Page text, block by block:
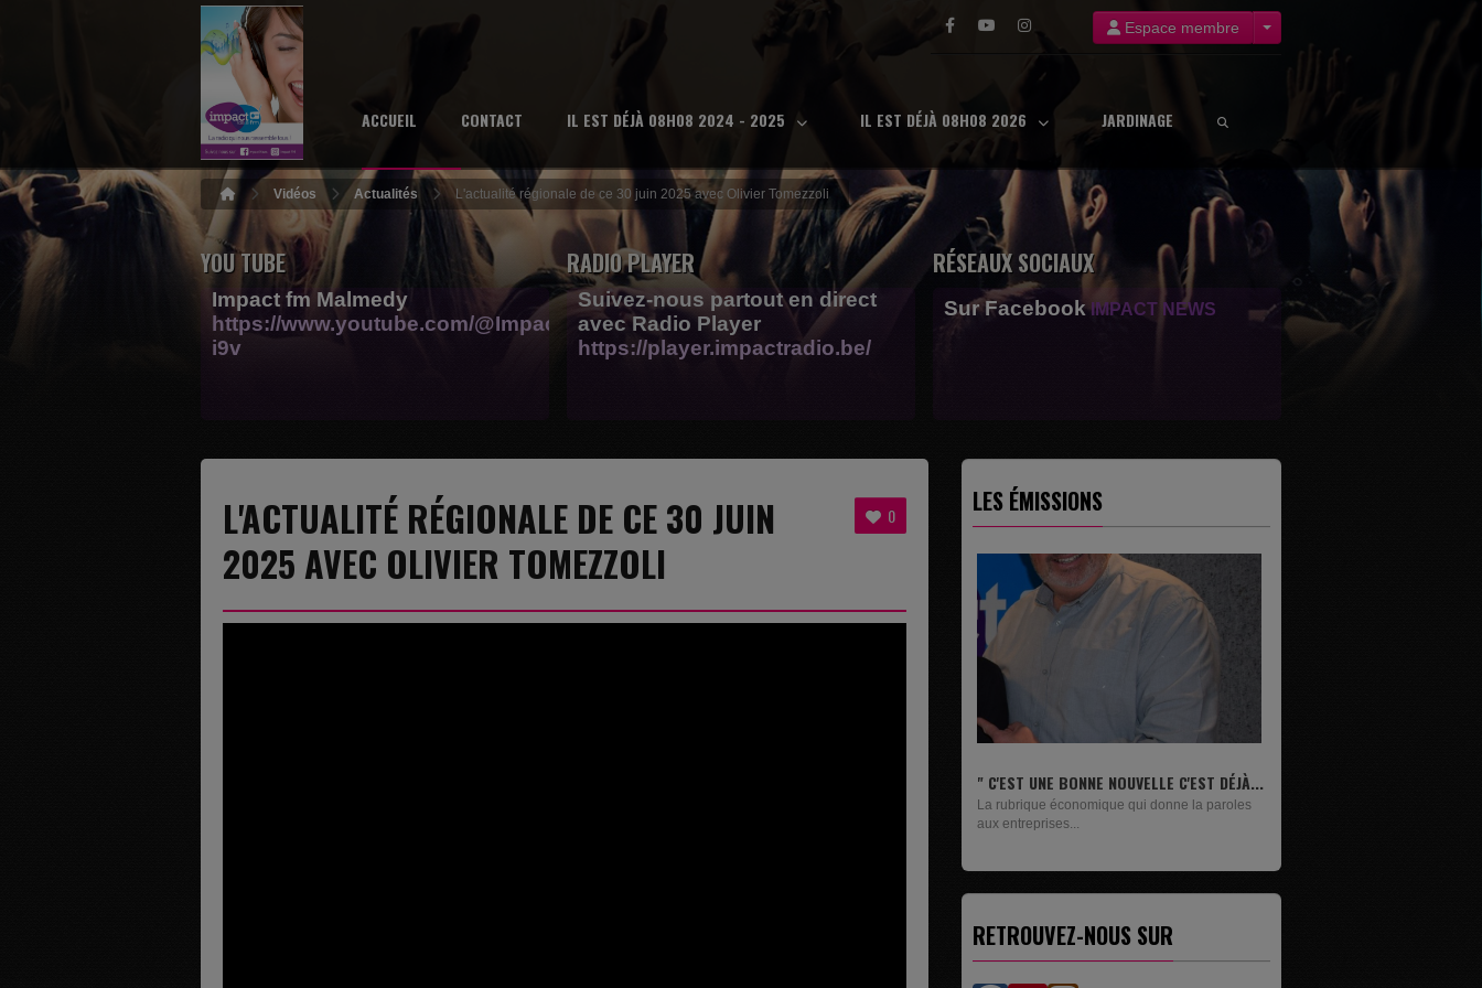
Espace membre
ACCUEIL CONTACT IL EST DÉJÀ 08H08 2024 - 2025 IL EST DÉJÀ 08H08 2026 JARDINAGE
Vidéos Actualités L'actualité régionale de ce 30 juin 2025 avec Olivier Tomezzoli
YOU TUBE
Impact fm Malmedy
https://www.youtube.com/@Impactfm-
i9v
RADIO PLAYER
Suivez-nous partout en direct
avec Radio Player
https://player.impactradio.be/
RÉSEAUX SOCIAUX
Sur Facebook IMPACT NEWS
0
L'ACTUALITÉ RÉGIONALE DE CE 30 JUIN
2025 AVEC OLIVIER TOMEZZOLI
LES ÉMISSIONS
LIVRES
Un lundi sur deux, Maxime Janssens vous
présente les livres de...
RETROUVEZ-NOUS SUR